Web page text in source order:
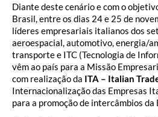
Diante deste cenário e com o
Brasil, entre os dias 24 e 25 de
líderes empresariais italianos dos
aeroespacial, automotivo, energia/
transporte e ITC (Tecnologia de
vêm ao país para a Missão
com realização da ITA – Italian
Internacionalização das Empresas
para a promoção de intercâmbios